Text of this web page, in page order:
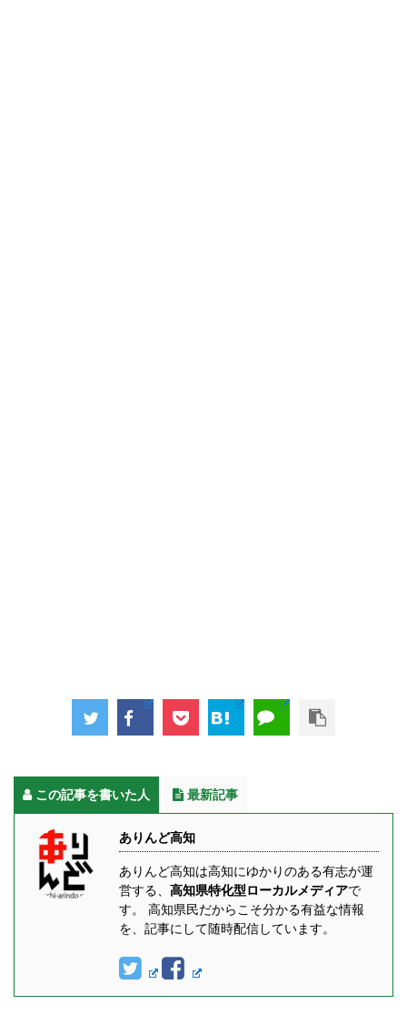
この記事を書いた人 最新記事
ありんど高知
ありんど高知は高知にゆかりのある有志が運
営する、 高知県特化型ローカルメディアで
す。 高知県民だからこそ分かる有益な情報
を、記事にして随時配信しています。